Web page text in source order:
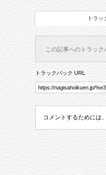
トラッ
この記事へのトラック
トラックバック URL
コメントするためには、